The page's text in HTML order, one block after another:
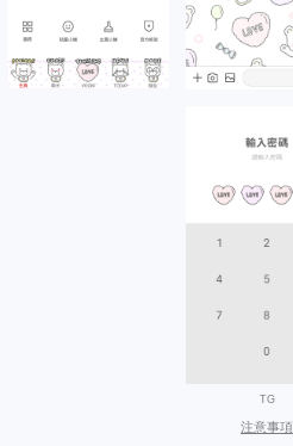
TG
注意事項